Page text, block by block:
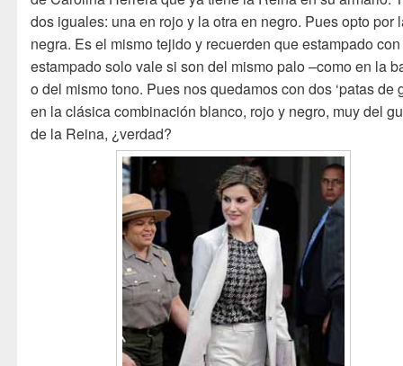
dos iguales: una en rojo y la otra en negro. Pues opto por
negra. Es el mismo tejido y recuerden que estampado
estampado solo vale si son del mismo palo –como en la
o del mismo tono. Pues nos quedamos con dos ‘patas de
en la clásica combinación blanco, rojo y negro, muy del
de la Reina, ¿verdad?